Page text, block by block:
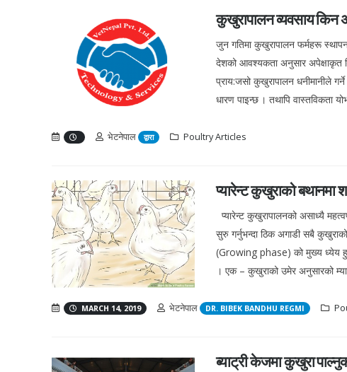
कुखुरापालन व्यवसाय
जुन गतिमा कुखुरापालन फर्महरू
देशको आवश्यकता अनुसार अपेक्षाकृत
प्राय:जसो कुखुरापालन धनीमानीले
धारण पाइन्छ । तथापि वास्तविकता
भेटनेपाल द्वारा Poultry Articles
प्यारेन्ट कुखुराको
प्यारेन्ट कुखुरापालनको असाध्यै
सुरु गर्नुभन्दा ठिक अगाडी सबै
(Growing phase) को मुख्य ध्येय
। एक – कुखुराको उमेर अनुसारको
MARCH 14, 2019 भेटनेपाल DR. BIBEK BANDHU REGMI
ब्याट्री केजमा कुखुरा